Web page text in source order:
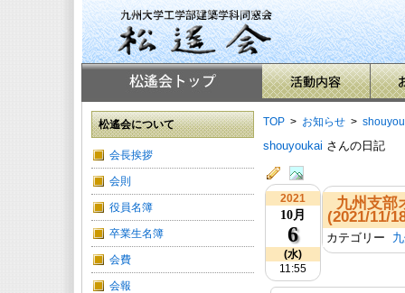
松遙会について
会長挨拶
会則
役員名簿
卒業生名簿
会費
会報
TOP > お知らせ >
shouyoukai さんの日記
2021
10月
6
(水)
11:55
九州支部
(2021/11/
カテゴリー